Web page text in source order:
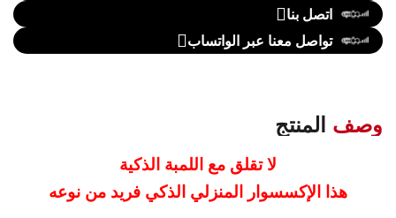
اتصل بنا
تواصل معنا عبر الواتساب
وصف المنتج
لا تقلق مع اللمبة الذكية
هذا الإكسسوار المنزلي الذكي فريد من نوعه